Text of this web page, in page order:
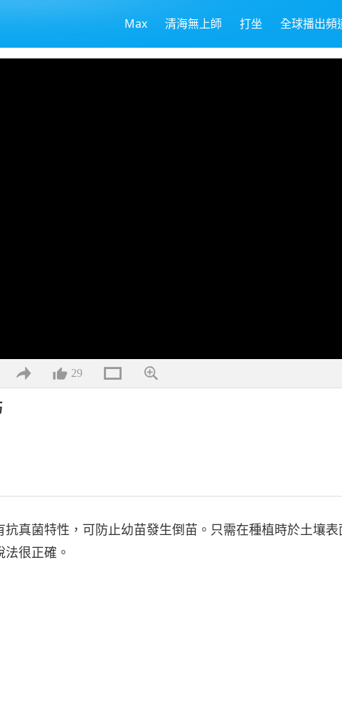
Max 清海無上師 打坐 全球播出頻
29
真菌特性，可防止幼苗發生倒苗。只需在種植時於土壤表
很正確。